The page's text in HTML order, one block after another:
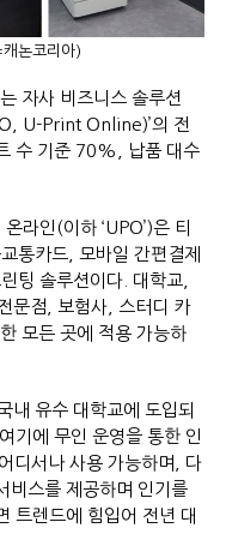
논코리아)
자사 비즈니스 솔루션
U-Print Online)’의 전
수 기준 70%, 납품 대수
라인(이하 ‘UPO’)은 티
통카드, 모바일 간편결제
팅 솔루션이다. 대학교,
문점, 보험사, 스터디 카
모든 곳에 적용 가능하
내 유수 대학교에 도입되
기에 무인 운영을 통한 인
디서나 사용 가능하며, 다
비스를 제공하며 인기를
트렌드에 힘입어 전년 대